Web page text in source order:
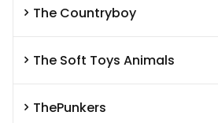
The Countryboy
The Soft Toys Animals
ThePunkers